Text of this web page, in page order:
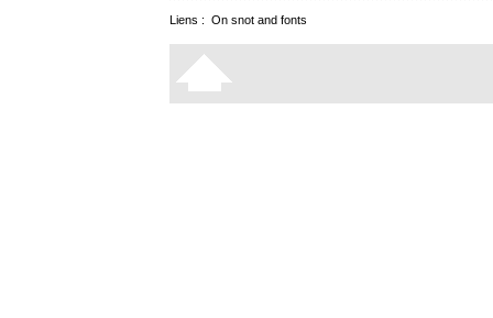
Liens : On snot and fonts